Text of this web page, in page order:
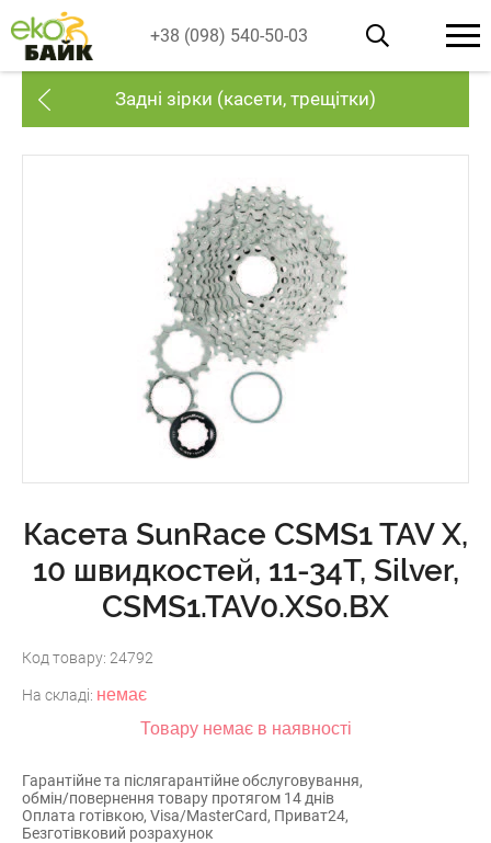
+38 (098) 540-50-03
Задні зірки (касети, трещітки)
Касета SunRace CSMS1 TAV X,
10 швидкостей, 11-34T, Silver,
CSMS1.TAV0.XS0.BX
Код товару: 24792
На складі: немає
Товару немає в наявності
Гарантійне та післягарантійне обслуговування,
обмін/повернення товару протягом 14 днів
Оплата готівкою, Visa/MasterCard, Приват24,
Безготівковий розрахунок